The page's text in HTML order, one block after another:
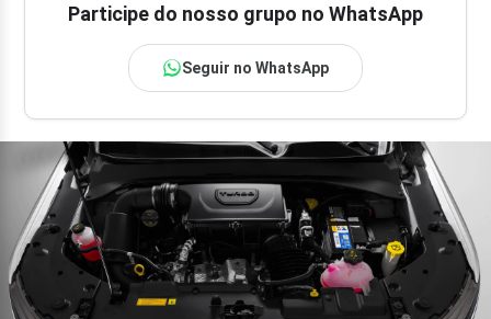
Participe do nosso grupo no WhatsApp
Seguir no WhatsApp